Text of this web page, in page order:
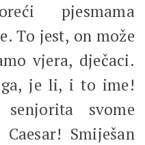
pjesmama
To jest, on može
vjera, dječaci.
je li, i to ime!
svome
Smiješan